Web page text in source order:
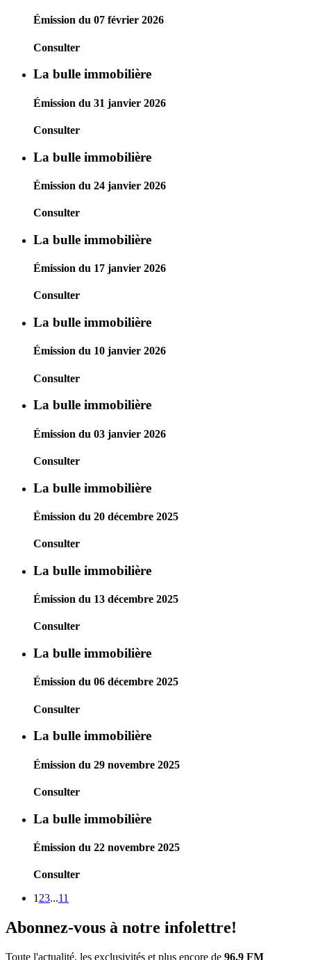
Émission du 07 février 2026
Consulter
La bulle immobilière
Émission du 31 janvier 2026
Consulter
La bulle immobilière
Émission du 24 janvier 2026
Consulter
La bulle immobilière
Émission du 17 janvier 2026
Consulter
La bulle immobilière
Émission du 10 janvier 2026
Consulter
La bulle immobilière
Émission du 03 janvier 2026
Consulter
La bulle immobilière
Émission du 20 décembre 2025
Consulter
La bulle immobilière
Émission du 13 décembre 2025
Consulter
La bulle immobilière
Émission du 06 décembre 2025
Consulter
La bulle immobilière
Émission du 29 novembre 2025
Consulter
La bulle immobilière
Émission du 22 novembre 2025
Consulter
1 23...11
Abonnez-vous à notre infolettre!
Toute l'actualité, les exclusivités et plus encore de 96.9 FM